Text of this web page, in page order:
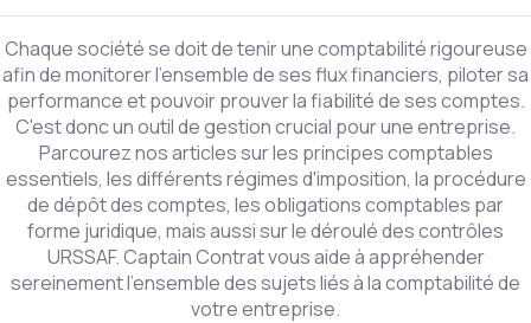
Chaque société se doit de tenir une comptabilité rigoureuse
afin de monitorer l'ensemble de ses flux financiers, piloter sa
performance et pouvoir prouver la fiabilité de ses comptes.
C'est donc un outil de gestion crucial pour une entreprise.
Parcourez nos articles sur les principes comptables
essentiels, les différents régimes d'imposition, la procédure
de dépôt des comptes, les obligations comptables par
forme juridique, mais aussi sur le déroulé des contrôles
URSSAF. Captain Contrat vous aide à appréhender
sereinement l'ensemble des sujets liés à la comptabilité de
votre entreprise.